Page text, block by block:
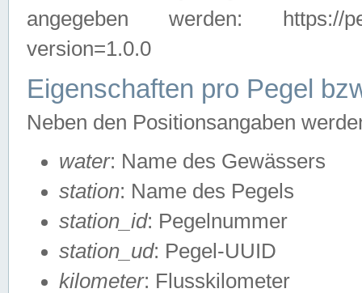
angegeben werden: https://
version=1.0.0
Eigenschaften pro Pegel
Neben den Positionsangaben
water: Name des Gewässers
station: Name des Pegels
station_id: Pegelnummer
station_ud: Pegel-UUID
kilometer: Flusskilometer